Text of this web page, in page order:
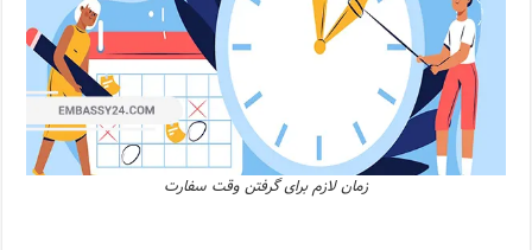
زمان لازم برای گرفتن وقت سفارت